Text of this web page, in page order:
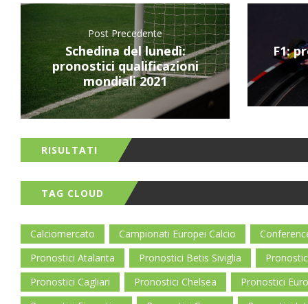
Post Precedente
Schedina del lunedì:
pronostici qualificazioni
mondiali 2021
F1:
RISULTATI
TAG CLOUD
Calciomercato Campionati Europei Calcio
Pronostici Atalanta
Pronostici Betis Siviglia
Pronostici Cagliari
Pronostici Chelsea
Pronostici